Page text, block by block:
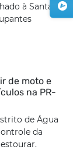
à Santa
de moto e
na PR-
de Água
da